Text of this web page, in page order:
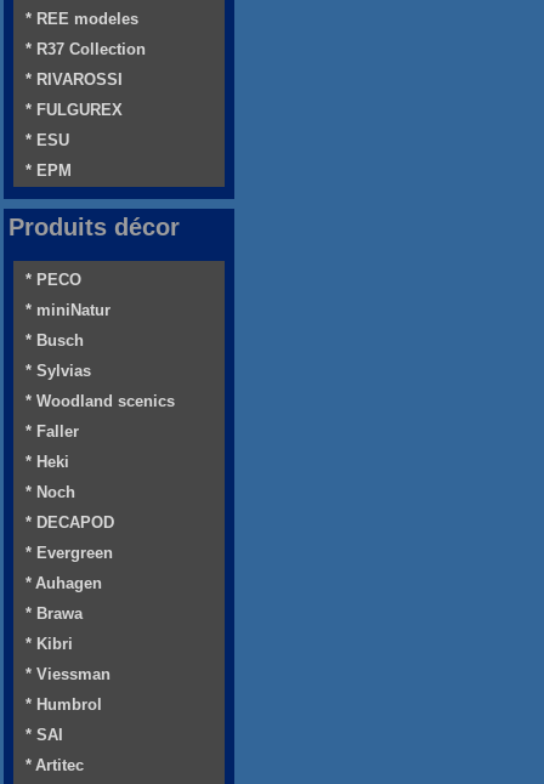
* REE modeles
* R37 Collection
* RIVAROSSI
* FULGUREX
* ESU
* EPM
Produits décor
* PECO
* miniNatur
* Busch
* Sylvias
* Woodland scenics
* Faller
* Heki
* Noch
* DECAPOD
* Evergreen
* Auhagen
* Brawa
* Kibri
* Viessman
* Humbrol
* SAI
* Artitec